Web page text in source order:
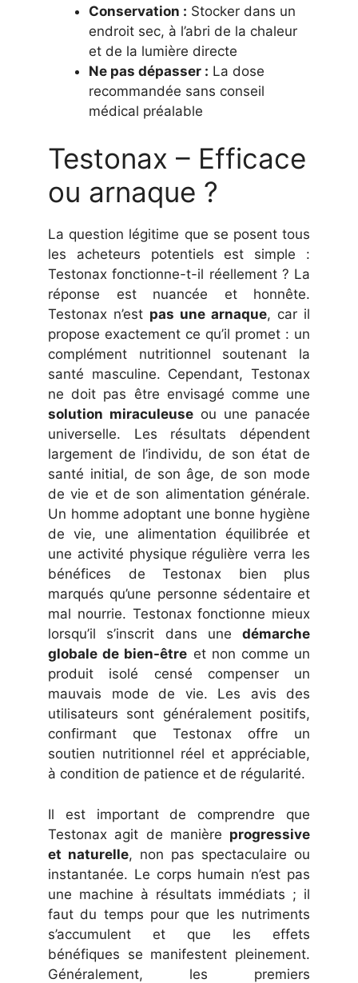
Conservation : Stocker dans un
endroit sec, à l’abri de la chaleur
et de la lumière directe
Ne pas dépasser : La dose
recommandée sans conseil
médical préalable
Testonax – Efficace
ou arnaque ?
La question légitime que se posent tous
les acheteurs potentiels est simple :
Testonax fonctionne-t-il réellement ? La
réponse est nuancée et honnête.
Testonax n’est pas une arnaque, car il
propose exactement ce qu’il promet : un
complément nutritionnel soutenant la
santé masculine. Cependant, Testonax
ne doit pas être envisagé comme une
solution miraculeuse ou une panacée
universelle. Les résultats dépendent
largement de l’individu, de son état de
santé initial, de son âge, de son mode
de vie et de son alimentation générale.
Un homme adoptant une bonne hygiène
de vie, une alimentation équilibrée et
une activité physique régulière verra les
bénéfices de Testonax bien plus
marqués qu’une personne sédentaire et
mal nourrie. Testonax fonctionne mieux
lorsqu’il s’inscrit dans une démarche
globale de bien-être et non comme un
produit isolé censé compenser un
mauvais mode de vie. Les avis des
utilisateurs sont généralement positifs,
confirmant que Testonax offre un
soutien nutritionnel réel et appréciable,
à condition de patience et de régularité.
Il est important de comprendre que
Testonax agit de manière progressive
et naturelle, non pas spectaculaire ou
instantanée. Le corps humain n’est pas
une machine à résultats immédiats ; il
faut du temps pour que les nutriments
s’accumulent et que les effets
bénéfiques se manifestent pleinement.
Généralement, les premiers